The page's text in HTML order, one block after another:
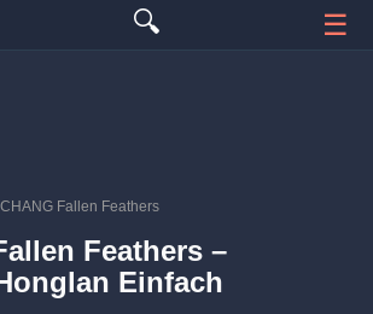
🔍 ☰
Fallen Feathers
Feathers –
Einfach